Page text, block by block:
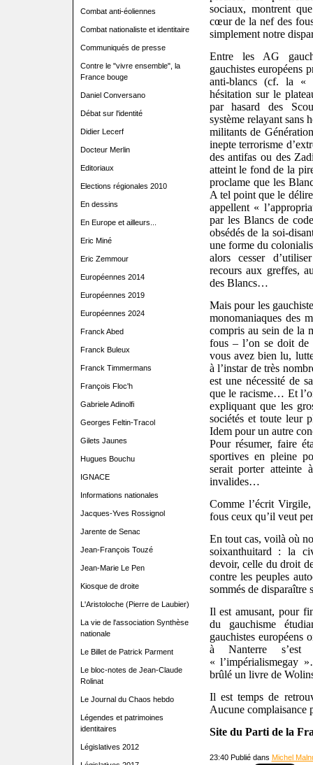
Combat anti-éoliennes
Combat nationaliste et identitaire
Communiqués de presse
Contre le "vivre ensemble", la
France bouge
Daniel Conversano
Débat sur l'identité
Didier Lecerf
Docteur Merlin
Editoriaux
Elections régionales 2010
En dessins
En Europe et ailleurs...
Eric Miné
Eric Zemmour
Européennes 2014
Européennes 2019
Européennes 2024
Franck Abed
Franck Buleux
Franck Timmermans
François Floc'h
Gabriele Adinolfi
Georges Feltin-Tracol
Gilets Jaunes
Hugues Bouchu
IGNACE
Informations nationales
Jacques-Yves Rossignol
Jarente de Senac
Jean-François Touzé
Jean-Marie Le Pen
Kiosque de droite
L'Aristoloche (Pierre de Laubier)
La vie de l'association Synthèse
nationale
Le Billet de Patrick Parment
Le bloc-notes de Jean-Claude
Rolinat
Le Journal du Chaos hebdo
Légendes et patrimoines
identitaires
Législatives 2012
sociaux, montrent
cœur de la nef des
simplement notre
Entre les AG
gauchistes européens
anti-blancs (cf. la «
hésitation sur le
par hasard des
système relayant sans
militants de
inepte terrorisme
des antifas ou des
atteint le fond de la
proclame que les
A tel point quele
appellent «
par les Blancs de
obsédés de la soi-
une forme du
alors cesser
recours aux greffes,
des Blancs…
Mais pour les
monomaniaques des
compris au sein de la
fous – l’on se doit
vous avez bien lu,
à l’instar de très
est une nécessité de
que le racisme… Et
expliquant que les
sociétés et toute leur
Idem pour un autre
Pour résumer, faire
sportives en pleine
serait porter atteinte
invalides…
Comme l’écrit
fous ceux qu’il veut
En tout cas, voilà où
soixanthuitard : la
devoir, celle du droit
contre les peuples
sommés de disparaître
Il est amusant, pour
du gauchisme
gauchistes européens
à Nanterre s’est
« l’impérialismegay
brûlé un livre de
Il est temps de
Aucune complaisance
Site du Parti de la
23:40 Publié dans Michel